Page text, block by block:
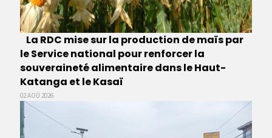
La RDC mise sur la production de maïs par
le Service national pour renforcer la
souveraineté alimentaire dans le Haut-
Katanga et le Kasaï
02 AOÛ 2026